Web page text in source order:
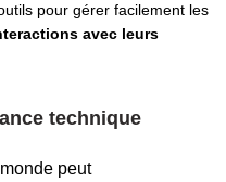
pour gérer facilement les
avec leurs
technique
peut